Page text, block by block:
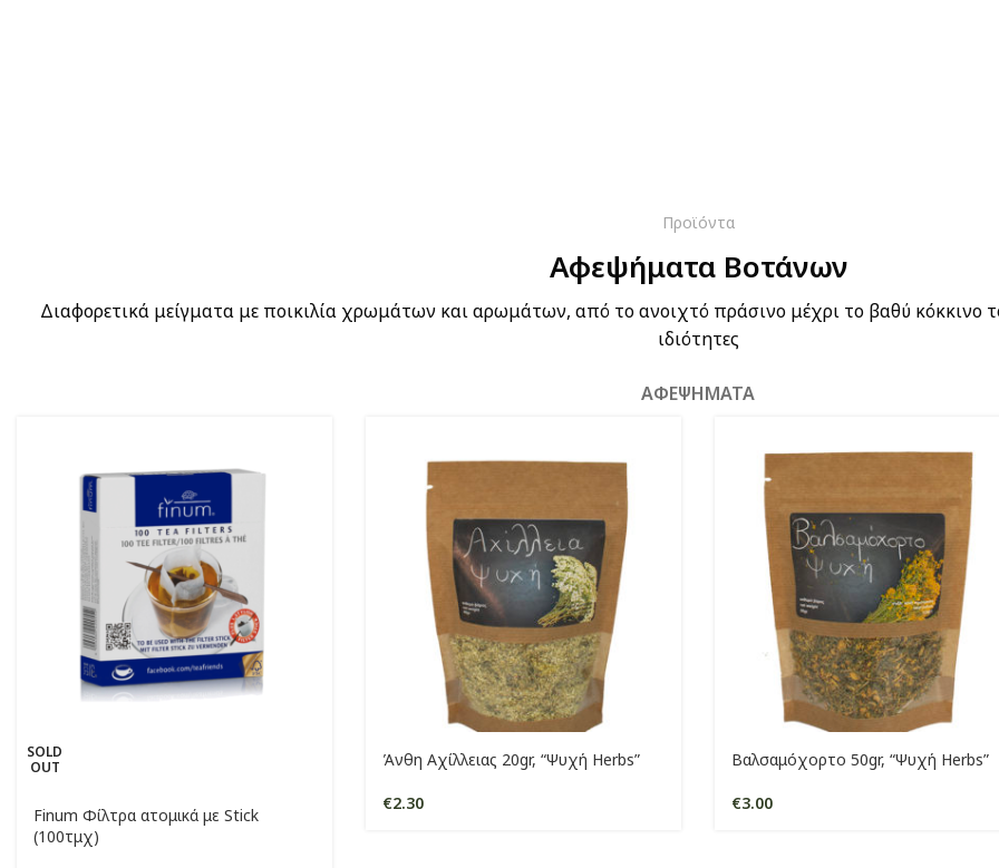
Προϊόντα
Αφεψήματα Βοτάνων
Διαφορετικά μείγματα με ποικιλία χρωμάτων και αρωμάτων, από το ανοιχτό πράσινο μέχρι το βαθύ κόκκινο
ιδιότητες
ΑΦΕΨΗΜΑΤΑ
SOLD
OUT
Finum Φίλτρα ατομικά με Stick
(100τμχ)
Άνθη Αχίλλειας 20gr, “Ψυχή Herbs”
€2.30
Βαλσαμόχορτο 50gr, “Ψυχή Herbs”
€3.00